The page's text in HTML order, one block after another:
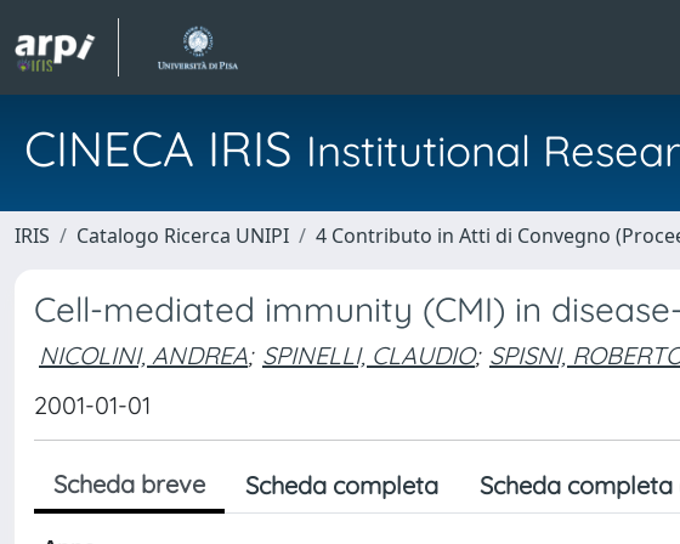
CINECA IRIS Institutional
IRIS Catalogo Ricerca UNIPI 4 Contributo in Atti di Convegno
Cell-mediated immunity (CMI) in
NICOLINI, ANDREA; SPINELLI, CLAUDIO; SPISNI,
2001-01-01
Scheda breve Scheda completa Scheda completa